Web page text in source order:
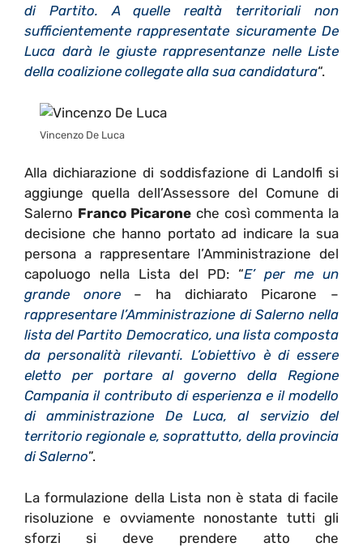
di Partito. A quelle realtà territoriali non
sufficientemente rappresentate sicuramente De
Luca darà le giuste rappresentanze nelle Liste
della coalizione collegate alla sua candidatura“.
Vincenzo De Luca
Alla dichiarazione di soddisfazione di Landolfi si
aggiunge quella dell’Assessore del Comune di
Salerno Franco Picarone che così commenta la
decisione che hanno portato ad indicare la sua
persona a rappresentare l’Amministrazione del
capoluogo nella Lista del PD: “E’ per me un
grande onore
– ha dichiarato Picarone –
rappresentare l’Amministrazione di Salerno nella
lista del Partito Democratico, una lista composta
da personalità rilevanti. L’obiettivo è di essere
eletto per portare al governo della Regione
Campania il contributo di esperienza e il modello
di amministrazione De Luca, al servizio del
territorio regionale e, soprattutto, della provincia
di Salerno”.
La formulazione della Lista non è stata di facile
risoluzione e ovviamente nonostante tutti gli
sforzi si deve prendere atto che